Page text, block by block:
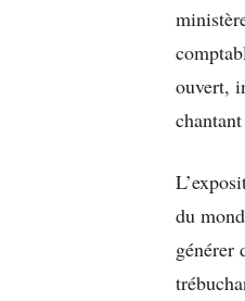
ouvert,
du
générer